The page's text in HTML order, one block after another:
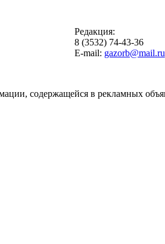
Редакция:
8 (3532) 74-43-36
E-mail: gazorb@mail.ru
содержащейся в рекламных